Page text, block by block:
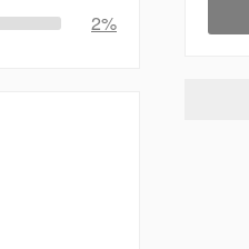
2%